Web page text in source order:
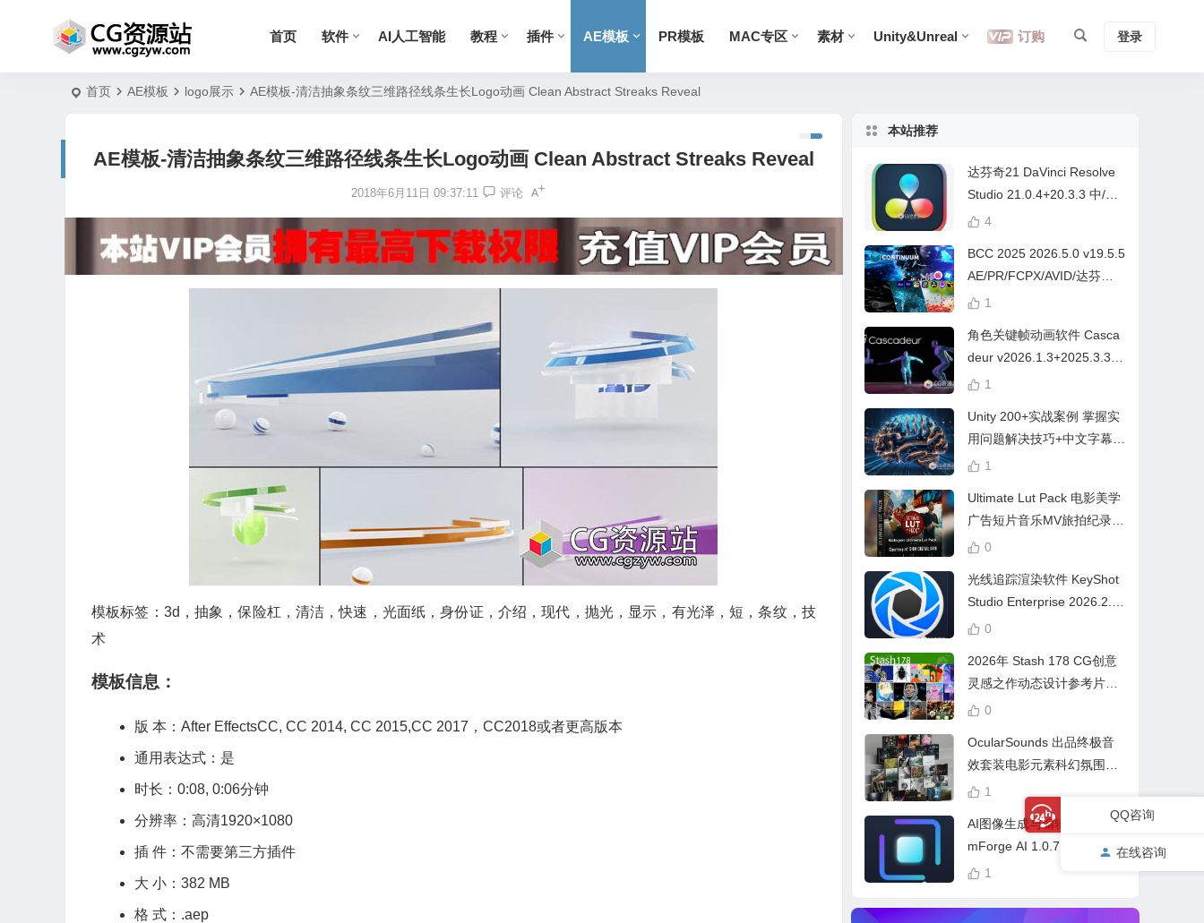
首页 软件 AI人工智能 教程 插件 AE模板 PR模板 MAC专区 素材 Unity&Unreal 订购 登录
首页 AE模板 logo展示 AE模板-清洁抽象条纹三维路径线条生长Logo动画 Clean Abstract Streaks Reveal
AE模板-清洁抽象条纹三维路径线条生长Logo动画 Clean Abstract Streaks Reveal
2018年6月11日 09:37:11 评论
模板标签：3d，抽象，保险杠，清洁，快速，光面纸，身份证，介绍，现代，抛光，显示，有光泽，短，条纹，技
术
模板信息：
版 本：After EffectsCC, CC 2014, CC 2015,CC 2017，CC2018或者更高版本
通用表达式：是
时长：0:08, 0:06分钟
分辨率：高清1920×1080
插 件：不需要第三方插件
大 小：382 MB
格 式：.aep
本站推荐
达芬奇21 DaVinci Resolve
Studio 21.0.4+20.3.3 中/英
文 Win/Mac
4
BCC 2025 2026.5.0 v19.5.5
AE/PR/FCPX/AVID/达芬奇
视频特效插件Continuum Wi
1
角色关键帧动画软件 Casca
deur v2026.1.3+2025.3.3
Win/Mac+中文字幕教程
1
Unity 200+实战案例 掌握实
用问题解决技巧+中文字幕 L
earn Problem Solving
1
Ultimate Lut Pack 电影美学
广告短片音乐MV旅拍纪录片
视频调色预设
0
光线追踪渲染软件 KeyShot
Studio Enterprise 2026.2.1
Win中文版
0
2026年 Stash 178 CG创意
灵感之作动态设计参考片广
告视频动画短片合集
0
OcularSounds 出品终极音
效套装电影元素科幻氛围冲
击无人机音效素材包 Full Ac
cess Bundle
1
AI图像生成与编辑软件 Drea
mForge AI 1.0.7 中英文多
语言 Win 本地离线运行
1
QQ咨询
在线咨询